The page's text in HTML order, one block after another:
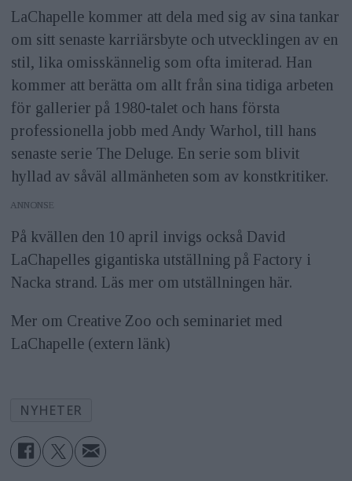
LaChapelle kommer att dela med sig av sina tankar
om sitt senaste karriärsbyte och utvecklingen av en
stil, lika omisskännelig som ofta imiterad. Han
kommer att berätta om allt från sina tidiga arbeten
för gallerier på 1980-talet och hans första
professionella jobb med Andy Warhol, till hans
senaste serie The Deluge. En serie som blivit
hyllad av såväl allmänheten som av konstkritiker.
ANNONS
På kvällen den 10 april invigs också David
LaChapelles gigantiska utställning på Factory i
Nacka strand. Läs mer om utställningen här.
Mer om Creative Zoo och seminariet med
LaChapelle (extern länk)
NYHETER